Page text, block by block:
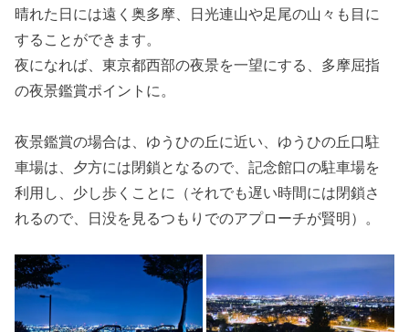
晴れた日には遠く奥多摩、日光連山や足尾の山々も目に
することができます。
夜になれば、東京都西部の夜景を一望にする、多摩屈指
の夜景鑑賞ポイントに。
夜景鑑賞の場合は、ゆうひの丘に近い、ゆうひの丘口駐
車場は、夕方には閉鎖となるので、記念館口の駐車場を
利用し、少し歩くことに（それでも遅い時間には閉鎖さ
れるので、日没を見るつもりでのアプローチが賢明）。